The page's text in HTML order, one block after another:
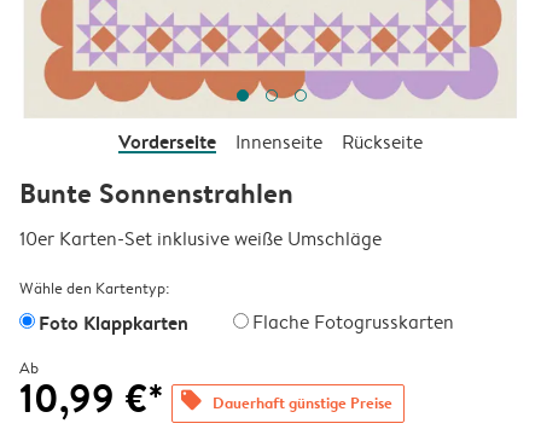
Vorderseite Innenseite Rückseite
Bunte Sonnenstrahlen
10er Karten-Set inklusive weiße Umschläge
Wähle den Kartentyp:
Foto Klappkarten Flache Fotogrusskarten
Ab
10,99 €* offers Dauerhaft günstige Preise